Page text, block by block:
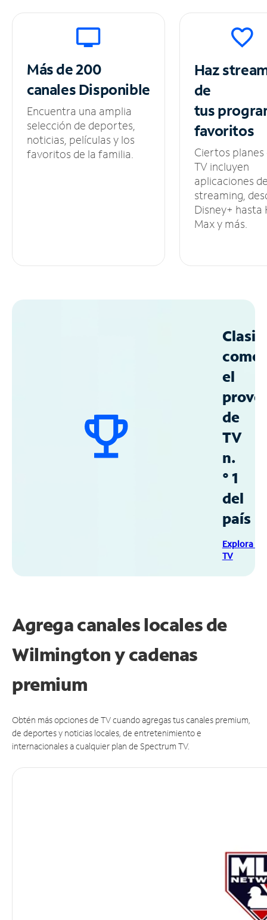
Más de 200
canalesDisponible
Encuentra una amplia
selección de deportes,
noticias, películas y los
favoritos de la familia.
Haz
de
tus
favoritos
Ciertos planes
TV incluyen
aplicaciones
streaming,
Disney+ hasta
Max y más.
como
el
de
TV
n.
° 1
del
país
Explora
TV
Agrega canales locales de
Wilmington y cadenas
premium
Obtén más opciones de TV cuando agregas tus canales premium,
de deportes y noticias locales, de entretenimiento e
internacionales a cualquier plan de Spectrum TV.